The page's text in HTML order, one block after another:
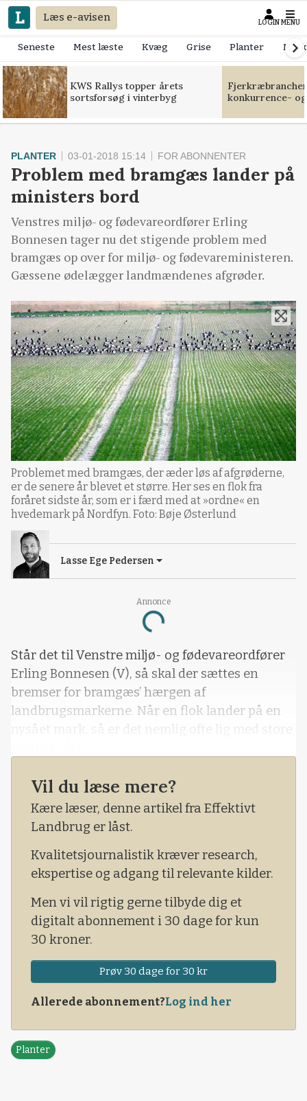
Læs e-avisen LOGIN MENU
Seneste Mest læste Kvæg Grise Planter
KWS Rallys topper årets
sortsforsøg i vinterbyg
konkurrence-
Annonce
Loading...
PLANTER 03-01-2018 15:14 FOR ABONNENTER
Problem med bramgæs lander på
ministers bord
Venstres miljø- og fødevareordfører Erling
Bonnesen tager nu det stigende problem med
bramgæs op over for miljø- og fødevareministeren.
Gæssene ødelægger landmændenes afgrøder.
Problemet med bramgæs, der æder løs af afgrøderne,
er de senere år blevet et større. Her ses en flok fra
foråret sidste år, som er i færd med at »ordne« en
hvedemark på Nordfyn. Foto: Bøje Østerlund
Lasse Ege Pedersen
Står det til Venstre miljø- og fødevareordfører
Erling Bonnesen (V), så skal der sættes en
bremser for bramgæs’ hærgen af
landbrugsmarkerne. Når en flok lander på en
nysået mark, så er det nemlig ofte lig med store
Vil du læse mere?
Kære læser, denne artikel fra Effektivt
Landbrug er låst.
Kvalitetsjournalistik kræver research,
ekspertise og adgang til relevante kilder.
Men vi vil rigtig gerne tilbyde dig et
digitalt abonnement i 30 dage for kun
30 kroner.
Prøv 30 dage for 30 kr
Allerede abonnement?Log ind her
Planter